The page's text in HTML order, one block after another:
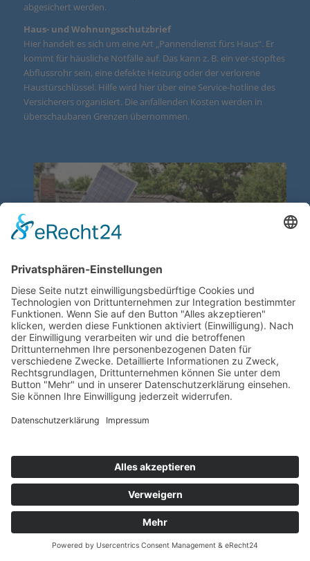
abgesichert werden.
Haus- und Wohnungsschutzbrief
Hier handelt es sich um eine Art „Pannendienst fürs Haus“. Er
kommt für häusliche Notfälle auf. Das kann z. B. ein ver-stopftes
Abflussrohr sein, eine defekte Heizung oder der verlorene
Haustürschlüssel. Hilfe wird hier über eine Service-hotline des
Versicherers organisiert. Die anfallenden Kosten werden in
überschaubaren Grenzen übernommen.
Stemweder Versicherungsmakler UG (haftungsbeschränkt)
Schlukenweg 22
Fax: 05773-910821